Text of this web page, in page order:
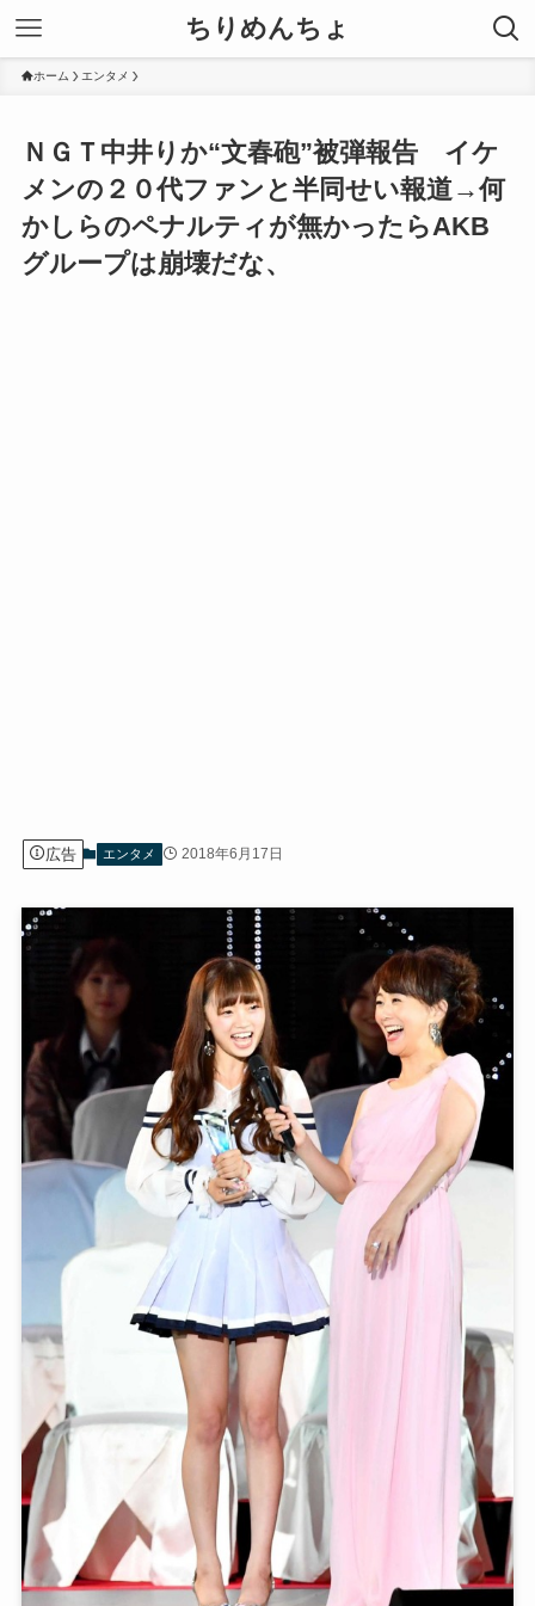
ちりめんちょ
ホーム エンタメ
ＮＧＴ中井りか“文春砲”被弾報告 イケ
メンの２０代ファンと半同せい報道→何
かしらのペナルティが無かったらAKB
グループは崩壊だな、
広告 エンタメ 2018年6月17日